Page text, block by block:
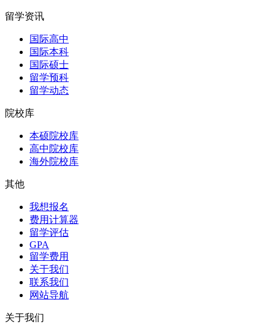
留学资讯
国际高中
国际本科
国际硕士
留学预科
留学动态
院校库
本硕院校库
高中院校库
海外院校库
其他
我想报名
费用计算器
留学评估
GPA
留学费用
关于我们
联系我们
网站导航
关于我们